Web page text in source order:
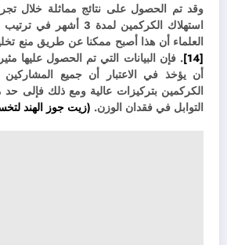
وقد تم الحصول على نتائج مماثلة خلال
استهلاك الكركمين لمدة 3
العلماء أن هذا أصبح ممكنا عن طريق منع
[14]
. فإنالبيانات التي تم الحصول عليها
أن يؤخذ في الاعتبار أن جميع المشاركين
الكركمين بتركيزات عالية ومع ذلك فإلى
التوابل في فقدان الوزن. (زيت جوز الهند